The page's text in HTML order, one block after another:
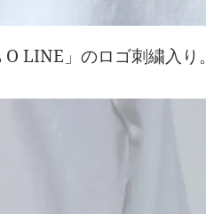
LINE」のロゴ刺繍入り。